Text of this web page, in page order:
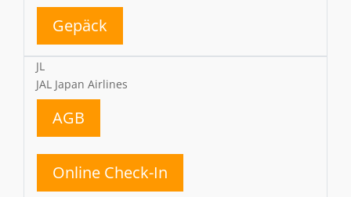
Gepäck
JL
JAL Japan Airlines
AGB
Online Check-In